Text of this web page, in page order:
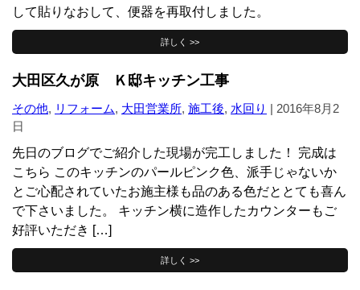
して貼りなおして、便器を再取付しました。
詳しく >>
大田区久が原 Ｋ邸キッチン工事
その他, リフォーム, 大田営業所, 施工後, 水回り | 2016年8月2
日
先日のブログでご紹介した現場が完工しました！ 完成は
こちら このキッチンのパールピンク色、派手じゃないか
とご心配されていたお施主様も品のある色だととても喜ん
で下さいました。 キッチン横に造作したカウンターもご
好評いただき […]
詳しく >>